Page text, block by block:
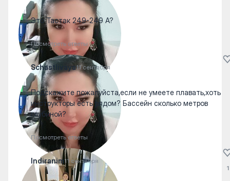
Это Тастак 249-249 А?
Посмотреть ответы
Schastlivaya11 сентября
Подскажите пожалуйста,если не умеете плавать,хоть
инструкторы есть рядом? Бассейн сколько метров
глубиной?
Посмотреть ответы
Indiranim11 сентября
1